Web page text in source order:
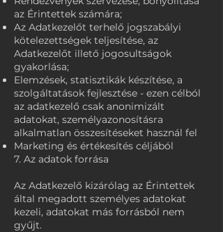
az Érintettek számára;
Az Adatkezelőt terhelő jogszabályi
kötelezettségek teljesítése, az
Adatkezelőt illető jogosultságok
gyakorlása;
Elemzések, statisztikák készítése, a
szolgáltatások fejlesztése - ezen célból
az adatkezelő csak anonimizált
adatokat, személyazonosításra
alkalmatlan összesítéseket használ fel
Marketing és értékesítés céljából
7. Az adatok forrása
Az Adatkezelő kizárólag az Érintettek
által megadott személyes adatokat
kezeli, adatokat más forrásból nem
gyűjt.